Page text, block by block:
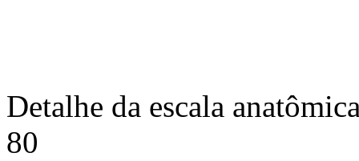
Detalhe da escala
80